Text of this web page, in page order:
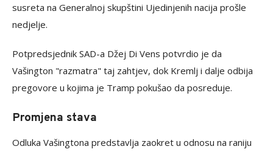
susreta na Generalnoj skupštini Ujedinjenih nacija prošle
nedjelje.
Potpredsjednik SAD-a Džej Di Vens potvrdio je da
Vašington "razmatra" taj zahtjev, dok Kremlj i dalje odbija
pregovore u kojima je Tramp pokušao da posreduje.
Promjena stava
Odluka Vašingtona predstavlja zaokret u odnosu na raniju